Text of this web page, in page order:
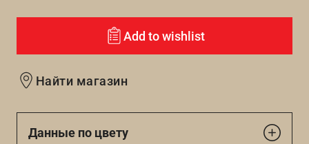
Add to wishlist
Найти магазин
Данные по цвету